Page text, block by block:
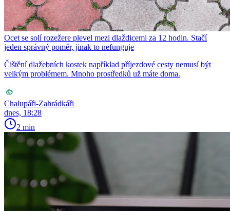
Ocet se solí rozežere plevel mezi dlaždicemi za 12 hodin. Stačí
jeden správný poměr, jinak to nefunguje
Čištění dlažebních kostek například příjezdové cesty nemusí být
velkým problémem. Mnoho prostředků už máte doma.
Chalupáři-Zahrádkáři
dnes, 18:28
2 min